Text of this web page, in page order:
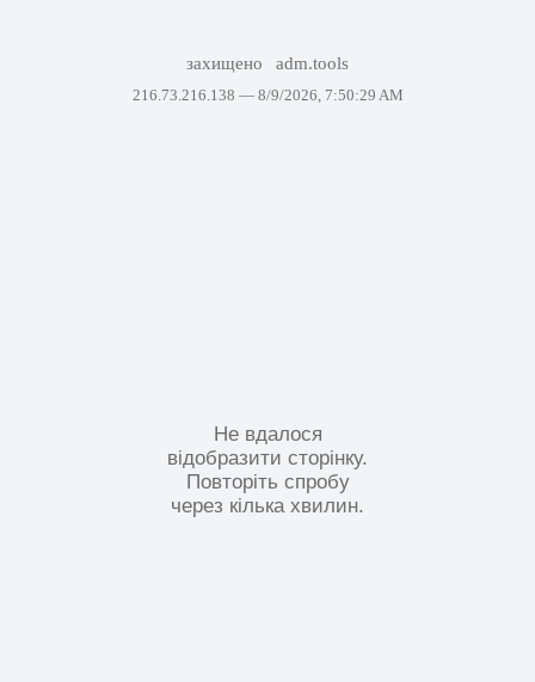
захищено adm.tools
216.73.216.138 — 8/9/2026, 7:50:29 AM
Не вдалося
відобразити сторінку.
Повторіть спробу
через кілька хвилин.